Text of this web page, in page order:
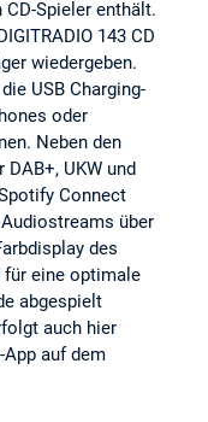
Spieler enthält.
143 CD
wiedergeben.
USB Charging-
oder
Neben den
UKW und
Connect
über
des
für eine optimale
abgespielt
auch hier
App auf dem